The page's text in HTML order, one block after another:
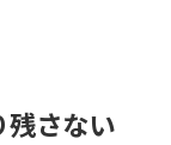
残さない